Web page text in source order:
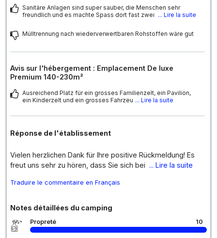
Sanitäre Anlagen sind super sauber, die Menschen sehr
freundlich und es machte Spass dort fast zwei ... Lire la suite
Mülltrennung nach wiederverwertbaren Rohstoffen wäre gut
Avis sur l'hébergement : Emplacement De luxe
Premium 140-230m²
Ausreichend Platz für ein grosses Familienzelt, ein Pavilion,
ein Kinderzelt und ein grosses Fahrzeu ... Lire la suite
Réponse de l'établissement
Vielen herzlichen Dank für Ihre positive Rückmeldung! Es
freut uns sehr zu hören, dass Sie sich bei ... Lire la suite
Traduire le commentaire en Français
Notes détaillées du camping
Propreté 10